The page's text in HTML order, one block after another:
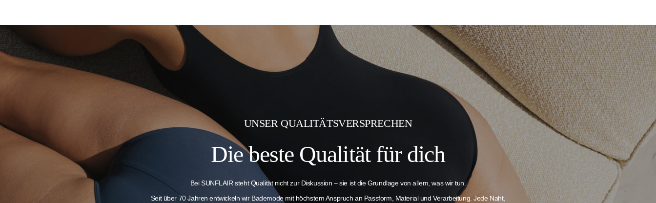
UNSER QUALITÄTSVERSPRECHEN
Die beste Qualität für dich
Bei SUNFLAIR steht Qualität nicht zur Diskussion – sie ist die Grundlage von allem, was wir tun.
Seit über 70 Jahren entwickeln wir Bademode mit höchstem Anspruch an Passform, Material und Verarbeitung. Jede Naht,